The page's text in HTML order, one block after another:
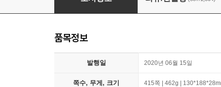
품목정보
발행일 2020년 06월 15일
쪽수, 무게, 크기 415쪽 | 462g |